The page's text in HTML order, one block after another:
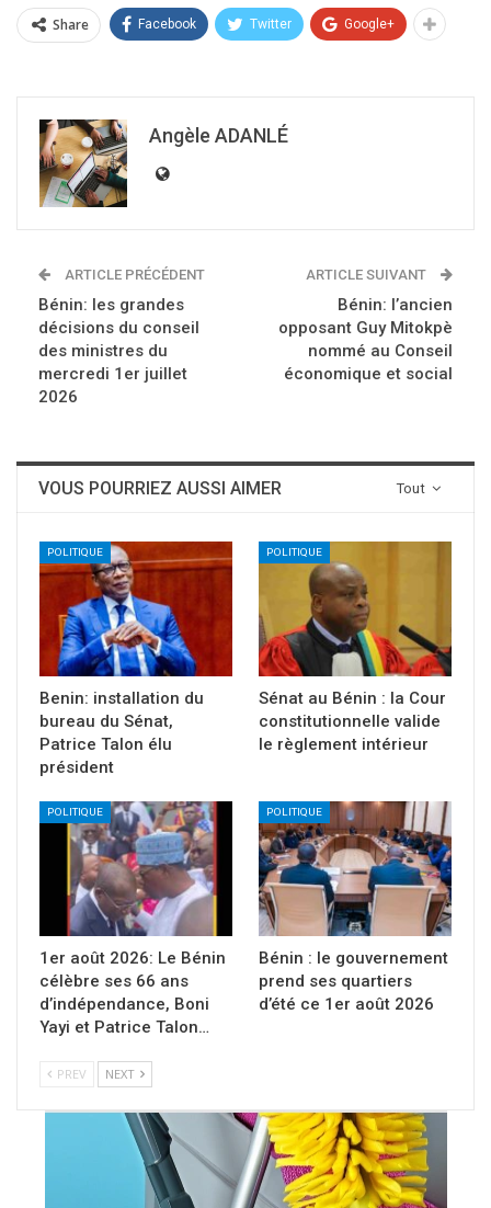
Share Facebook Twitter Google+
Angèle ADANLÉ
ARTICLE PRÉCÉDENT
Bénin: les grandes
décisions du conseil
des ministres du
mercredi 1er juillet
2026
ARTICLE SUIVANT
Bénin: l’ancien
opposant Guy Mitokpè
nommé au Conseil
économique et social
Tout
VOUS POURRIEZ AUSSI AIMER
POLITIQUE
Benin: installation du
bureau du Sénat,
Patrice Talon élu
président
POLITIQUE
Sénat au Bénin : la Cour
constitutionnelle valide
le règlement intérieur
POLITIQUE
1er août 2026: Le Bénin
célèbre ses 66 ans
d’indépendance, Boni
Yayi et Patrice Talon…
POLITIQUE
Bénin : le gouvernement
prend ses quartiers
d’été ce 1er août 2026
PREV NEXT